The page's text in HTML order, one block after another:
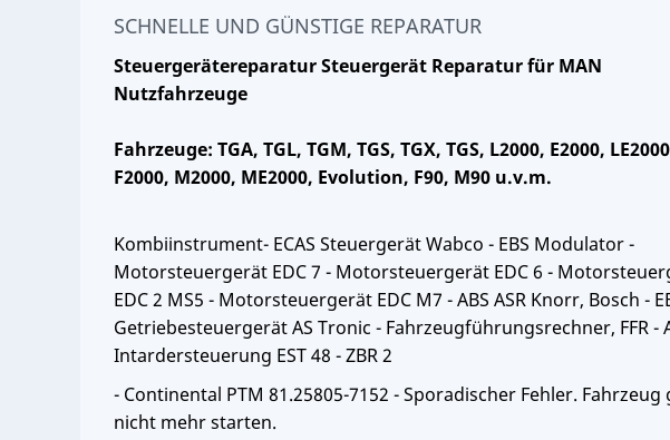
SCHNELLE UND GÜNSTIGE REPARATUR
Steuergerätereparatur Steuergerät Reparatur für MAN
Nutzfahrzeuge
Fahrzeuge: TGA, TGL, TGM, TGS, TGX, TGS, L2000, E2000,
F2000, M2000, ME2000, Evolution, F90, M90 u.v.m.
Kombiinstrument- ECAS Steuergerät Wabco - EBS Modulator -
Motorsteuergerät EDC 7 - Motorsteuergerät EDC 6 -
EDC 2 MS5 - Motorsteuergerät EDC M7 - ABS ASR Knorr, Bosch -
Getriebesteuergerät AS Tronic - Fahrzeugführungsrechner, FFR
Intardersteuerung EST 48 - ZBR 2
- Continental PTM 81.25805-7152 - Sporadischer Fehler.
nicht mehr starten.